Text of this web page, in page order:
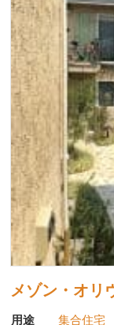
メゾン・オリ
用途
集合住宅